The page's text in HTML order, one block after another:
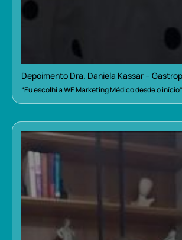
Depoimento Dra. Daniela Kassar –
“Eu escolhi a WE Marketing Médico desde o início”